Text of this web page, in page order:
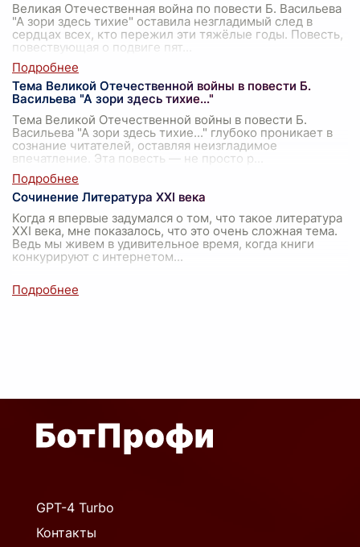
Великая Отечественная война по повести Б. Васильева
"А зори здесь тихие" оставила незгладимый след в
сердцах всех, кто пережил эти тяжёлые годы. Повесть,
повествующая о подвиге пят
Тема Великой Отечественной войны в повести Б.
Васильева "А зори здесь тихие..."
Тема Великой Отечественной войны в повести Б.
Васильева "А зори здесь тихие..." глубоко проникает в
сознание читателей, оставляя неизгладимое
впечатление. Эта повесть — не просто р
Сочинение Литература XXI века
Когда я впервые задумался о том, что такое литература
XXI века, мне показалось, что это очень сложная тема.
Ведь мы живем в удивительное время, когда книги
конкурируют с интернетом...
GPT-4 Turbo
Контакты